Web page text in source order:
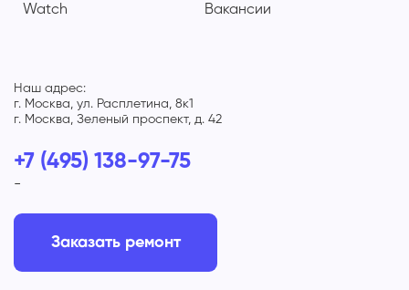
Watch Вакансии
Наш адрес:
г. Москва, ул. Расплетина, 8к1
г. Москва, Зеленый проспект, д. 42
+7 (495) 138-97-75
-
Заказать ремонт